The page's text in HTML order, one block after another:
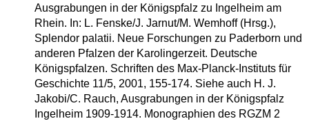
Ausgrabungen in der Königspfalz zu Ingelheim am
Rhein. In: L. Fenske/J. Jarnut/M. Wemhoff (Hrsg.),
Splendor palatii. Neue Forschungen zu Paderborn und
anderen Pfalzen der Karolingerzeit. Deutsche
Königspfalzen. Schriften des Max-Planck-Instituts für
Geschichte 11/5, 2001, 155-174. Siehe auch H. J.
Jakobi/C. Rauch, Ausgrabungen in der Königspfalz
Ingelheim 1909-1914. Monographien des RGZM 2